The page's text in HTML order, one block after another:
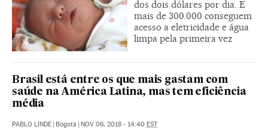
dos dois dólares por dia. E
mais de 300.000 conseguem
acesso a eletricidade e água
limpa pela primeira vez
Brasil está entre os que mais gastam com
saúde na América Latina, mas tem eficiência
média
PABLO LINDE | Bogotá | NOV 06, 2018 - 14:40 EST